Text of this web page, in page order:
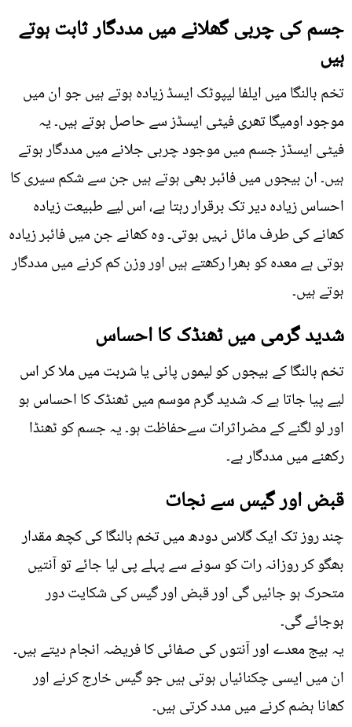
جسم کی چربی گھلانے میں مددگار ثابت ہوتے
ہیں
تخم بالنگا میں ایلفا لیپوٹک ایسڈ زیادہ ہوتے ہیں جو ان میں
موجود اومیگا تھری فیٹی ایسڈز سے حاصل ہوتے ہیں۔ یہ
فیٹی ایسڈز جسم میں موجود چربی جلانے میں مددگار ہوتے
ہیں۔ ان بیجوں میں فائبر بھی ہوتے ہیں جن سے شکم سیری کا
احساس زیادہ دیر تک برقرار رہتا ہے، اس لیے طبیعت زیادہ
کھانے کی طرف مائل نہیں ہوتی۔ وہ کھانے جن میں فائبر زیادہ
ہوتی ہے معدہ کو بھرا رکھتے ہیں اور وزن کم کرنے میں مددگار
ہوتے ہیں۔
شدید گرمی میں ٹھنڈک کا احساس
تخم بالنگا کے بیجوں کو لیموں پانی یا شربت میں ملا کر اس
لیے پیا جاتا ہے کہ شدید گرم موسم میں ٹھنڈک کا احساس ہو
اور لو لگنے کے مضراثرات سےحفاظت ہو۔ یہ جسم کو ٹھنڈا
رکھنے میں مددگار ہے۔
قبض اور گیس سے نجات
چند روز تک ایک گلاس دودھ میں تخم بالنگا کی کچھ مقدار
بھگو کر روزانہ رات کو سونے سے پہلے پی لیا جائے تو آنتیں
متحرک ہو جائیں گی اور قبض اور گیس کی شکایت دور
ہوجائے گی۔
یہ بیج معدے اور آنتوں کی صفائی کا فریضہ انجام دیتے ہیں۔
ان میں ایسی چکنائیاں ہوتی ہیں جو گیس خارج کرنے اور
کھانا ہضم کرنے میں مدد کرتی ہیں۔